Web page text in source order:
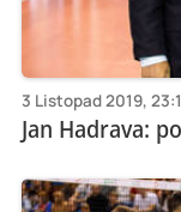
3 Listopad 2019,
Jan Hadrava: